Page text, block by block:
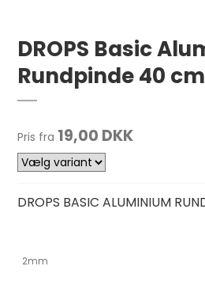
DROPS Basic
Rundpinde 40 cm
Pris fra 19,00 DKK
DROPS BASIC ALUMINIUM
2mm